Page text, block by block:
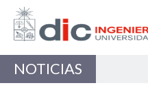
NOTICIAS